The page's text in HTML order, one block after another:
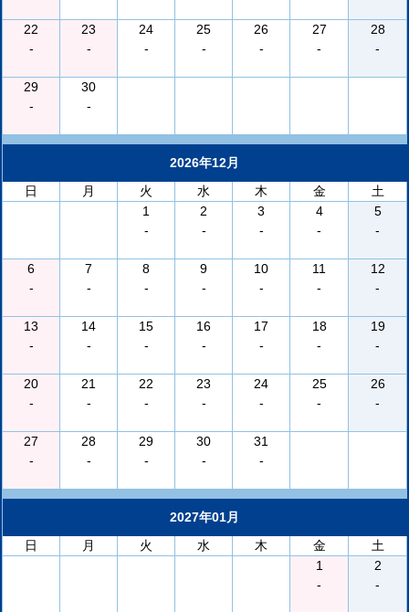
22
-
23
-
24
-
25
-
26
-
27
-
28
-
29
-
30
-
2026年12月
日
月 火 水 木 金
土
1
-
2
-
3
-
4
-
5
-
6
-
7
-
8
-
9
-
10
-
11
-
12
-
13
-
14
-
15
-
16
-
17
-
18
-
19
-
20
-
21
-
22
-
23
-
24
-
25
-
26
-
27
-
28
-
29
-
30
-
31
-
2027年01月
日
月 火 水 木 金
土
1
-
2
-